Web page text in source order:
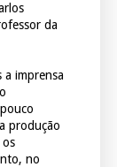
da
a imprensa
produção
no